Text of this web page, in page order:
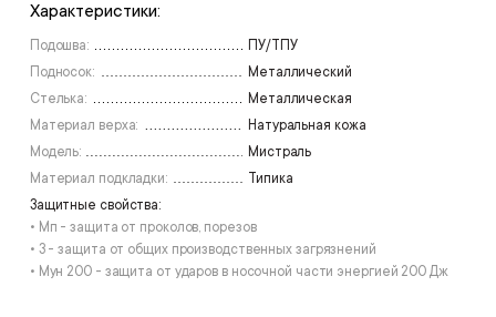
2 пары на складе
50
51
1 пара на складе
Характеристики:
Подошва:
ПУ/ТПУ
Подносок:
Металлический
Стелька:
Металлическая
Материал верха:
Натуральная кожа
Модель:
Мистраль
Материал подкладки:
Типика
Защитные свойства:
• Мп - защита от проколов, порезов
• З - защита от общих производственных загрязнений
• Мун 200 - защита от ударов в носочной части энергией 200 Дж